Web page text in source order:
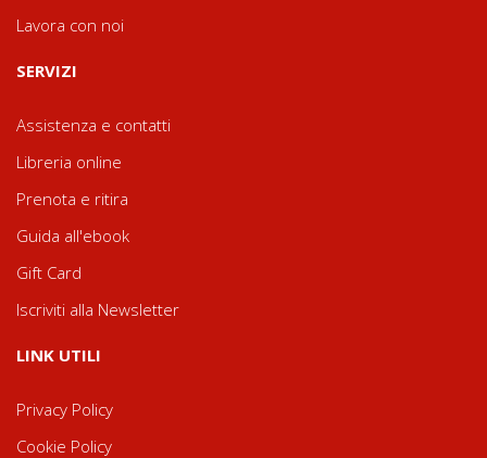
Lavora con noi
SERVIZI
Assistenza e contatti
Libreria online
Prenota e ritira
Guida all'ebook
Gift Card
Iscriviti alla Newsletter
LINK UTILI
Privacy Policy
Cookie Policy